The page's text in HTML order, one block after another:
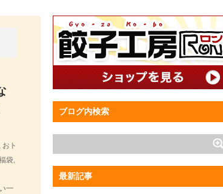
, おト
袋,
一
ブログ内検索
最新記事